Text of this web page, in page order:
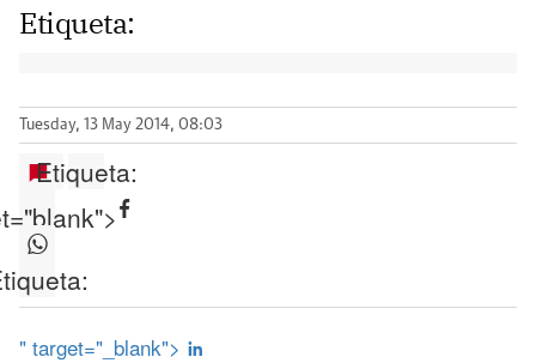
Etiqueta:
Tuesday, 13 May 2014, 08:03
Etiqueta:
" target="_blank">